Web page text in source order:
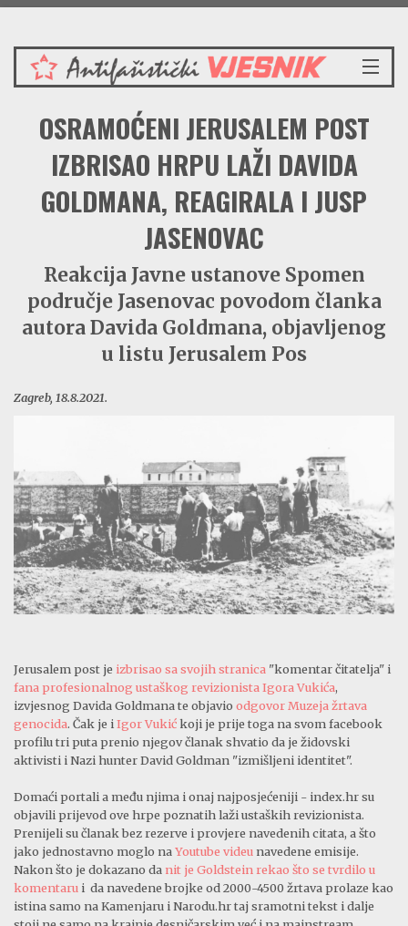
Četvrtak 6.8.2026.
VIJESTI
REDAKCIJSKI KOMENTAR
VJESNIKOV KALENDAR
CRVENI ZABAVNIK
BORBENA BIBLIOTEKA
NAŠE PJESME
OSRAMOĆENI JERUSALEM POST
IZBRISAO HRPU LAŽI DAVIDA
GOLDMANA, REAGIRALA I JUSP
JASENOVAC
Reakcija Javne ustanove Spomen
područje Jasenovac povodom članka
autora Davida Goldmana, objavljenog
u listu Jerusalem Pos
Zagreb, 18.8.2021.
Jerusalem post je izbrisao sa svojih stranica "komentar čitatelja" i
fana profesionalnog ustaškog revizionista Igora Vukića,
izvjesnog Davida Goldmana te objavio odgovor Muzeja žrtava
genocida. Čak je iIgor Vukićkoji je prije toga na svom facebook
profilu tri puta prenio njegov članak shvatio da je židovski
aktivisti i Nazi hunter David Goldman "izmišljeni identitet".
Domaći portali a među njima i onaj najposjećeniji - index.hr su
objavili prijevod ove hrpe poznatih laži ustaških revizionista.
Prenijeli su članak bez rezerve i provjere navedenih citata, a što
jako jednostavno moglo naYoutube videunavedene emisije.
Nakon što je dokazano da nit je Goldstein rekao što se tvrdilo u
komentaru i da navedene brojke od 2000-4500 žrtava prolaze kao
istina samo na Kamenjaru i Narodu.hr taj sramotni tekst i dalje